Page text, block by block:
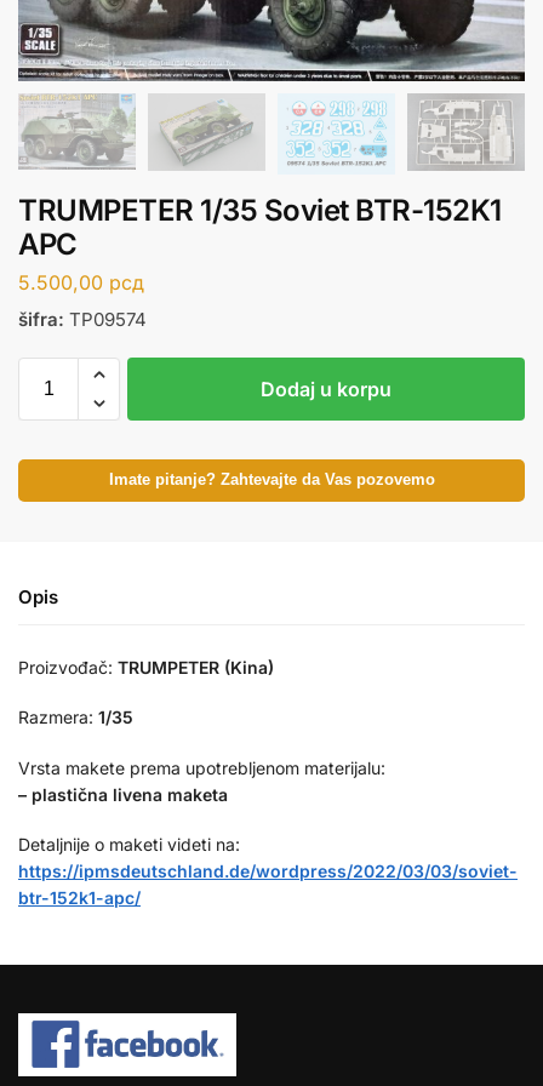
TRUMPETER 1/35 Soviet BTR-152K1
APC
5.500,00 рсд
šifra: TP09574
Dodaj u korpu
Imate pitanje? Zahtevajte da Vas pozovemo
Opis
Proizvođač: TRUMPETER (Kina)
Razmera: 1/35
Vrsta makete prema upotrebljenom materijalu:
– plastična livena maketa
Detaljnije o maketi videti na:
https://ipmsdeutschland.de/wordpress/2022/03/03/soviet-
btr-152k1-apc/